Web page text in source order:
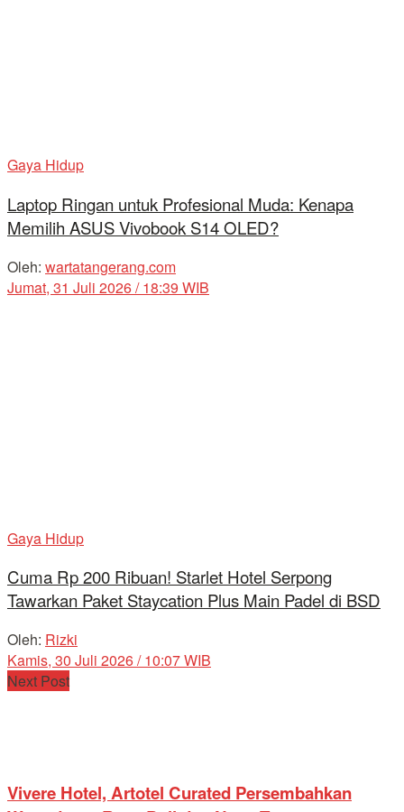
Gaya Hidup
Laptop Ringan untuk Profesional Muda: Kenapa
Memilih ASUS Vivobook S14 OLED?
Oleh: wartatangerang.com
Jumat, 31 Juli 2026 / 18:39 WIB
Gaya Hidup
Cuma Rp 200 Ribuan! Starlet Hotel Serpong
Tawarkan Paket Staycation Plus Main Padel di BSD
Oleh: Rizki
Kamis, 30 Juli 2026 / 10:07 WIB
Next Post
Vivere Hotel, Artotel Curated Persembahkan